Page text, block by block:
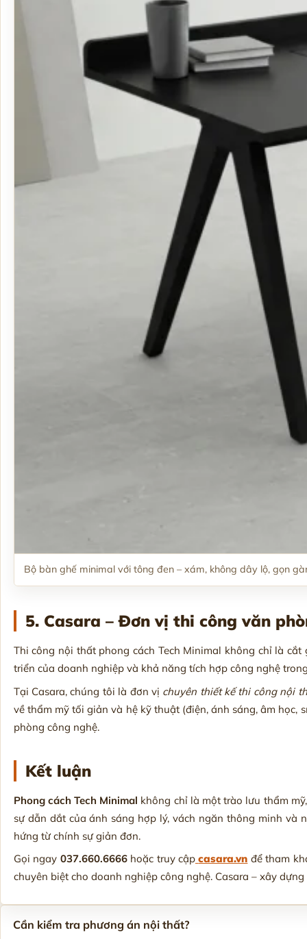
Bộ bàn ghế minimal với tông đen – xám, không dây lộ, gọn
5. Casara – Đơn vị thi công văn
Thi công nội thất phong cách Tech Minimal không chỉ là
triển của doanh nghiệp và khả năng tích hợp công nghệ
Tại Casara, chúng tôi là đơn vị chuyên thiết kế thi công nội
về thẩm mỹ tối giản và hệ kỹ thuật (điện, ánh sáng, âm
phòng công nghệ.
Kết luận
Phong cách Tech Minimal không chỉ là một trào lưu thẩm
sự dẫn dắt của ánh sáng hợp lý, vách ngăn thông minh và
hứng từ chính sự giản đơn.
Gọi ngay 037.660.6666hoặc truy cập casara.vn để tham
chuyên biệt cho doanh nghiệp công nghệ. Casara – xây
Cần kiểm tra phương án nội thất?